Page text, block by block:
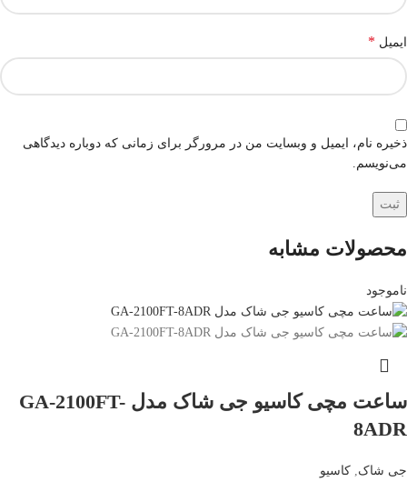
ایمیل *
ذخیره نام، ایمیل و وبسایت من در مرورگر برای زمانی که دوباره دیدگاهی
می‌نویسم.
محصولات مشابه
ناموجود
ساعت مچی کاسیو جی شاک مدل GA-2100FT-
8ADR
جی شاک کاسیو